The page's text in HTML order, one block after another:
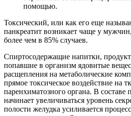
помощью.
Токсический, или как его еще
панкреатит возникает чаще у
более чем в 85% случаев.
Спиртосодержащие напитки,
попавшие в организм ядовитые
расщепления на метаболические
прямое токсическое воздействие на
паренхиматозного органа. В составе
начинает увеличиваться уровень
полости желудка усиливается